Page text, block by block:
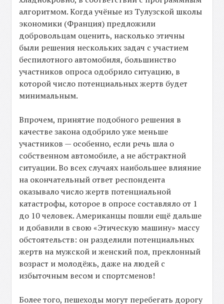
алгоритмом. Когда учёные из Тулузской школы
экономики (Франция) предложили
добровольцам оценить, насколько этичны
были решения нескольких задач с участием
беспилотного автомобиля, большинство
участников опроса одобрило ситуацию, в
которой число потенциальных жертв будет
минимальным.
Впрочем, принятие подобного решения в
качестве закона одобрило уже меньше
участников — особенно, если речь шла о
собственном автомобиле, а не абстрактной
ситуации. Во всех случаях наибольшее влияние
на окончательный ответ респондента
оказывало число жертв потенциальной
катастрофы, которое в опросе составляло от 1
до 10 человек. Американцы пошли ещё дальше
и добавили в свою «Этическую машину» массу
обстоятельств: он разделили потенциальных
жертв на мужской и женский пол, преклонный
возраст и молодёжь, даже на людей с
избыточным весом и спортсменов!
Более того, пешеходы могут перебегать дорогу